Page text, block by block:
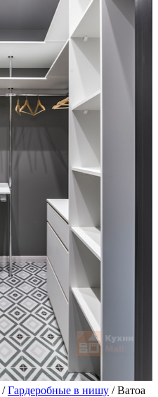
/Гардеробные в нишу / Ватоа